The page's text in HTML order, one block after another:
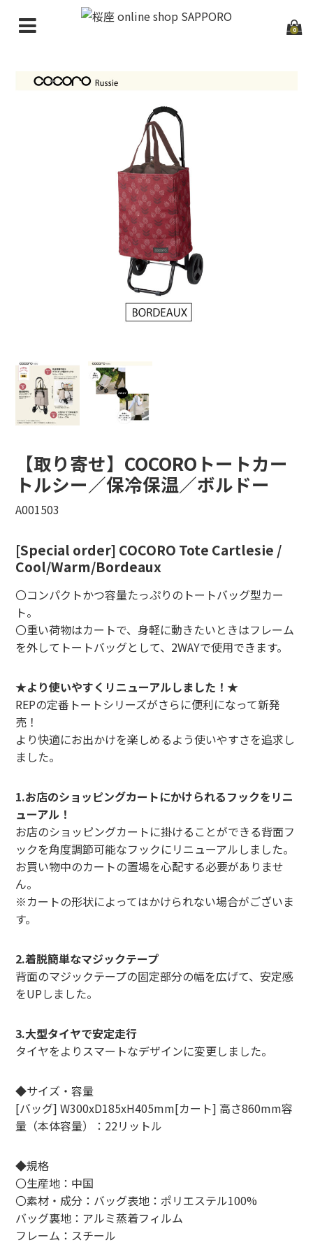
0
【取り寄せ】COCOROトートカー
トルシー／保冷保温／ボルドー
A001503
[Special order] COCORO Tote Cartlesie /
Cool/Warm/Bordeaux
〇コンパクトかつ容量たっぷりのトートバッグ型カー
ト。
〇重い荷物はカートで、身軽に動きたいときはフレーム
を外してトートバッグとして、2WAYで使用できます。
★より使いやすくリニューアルしました！★
REPの定番トートシリーズがさらに便利になって新発
売！
より快適にお出かけを楽しめるよう使いやすさを追求し
ました。
1.お店のショッピングカートにかけられるフックをリニ
ューアル！
お店のショッピングカートに掛けることができる背面フ
ックを角度調節可能なフックにリニューアルしました。
お買い物中のカートの置場を心配する必要がありませ
ん。
※カートの形状によってはかけられない場合がございま
す。
2.着脱簡単なマジックテープ
背面のマジックテープの固定部分の幅を広げて、安定感
をUPしました。
3.大型タイヤで安定走行
タイヤをよりスマートなデザインに変更しました。
◆サイズ・容量
[バッグ] W300xD185xH405mm[カート] 高さ860mm容
量（本体容量）：22リットル
◆規格
〇生産地：中国
〇素材・成分：バッグ表地：ポリエステル100%
バッグ裏地：アルミ蒸着フィルム
フレーム：スチール